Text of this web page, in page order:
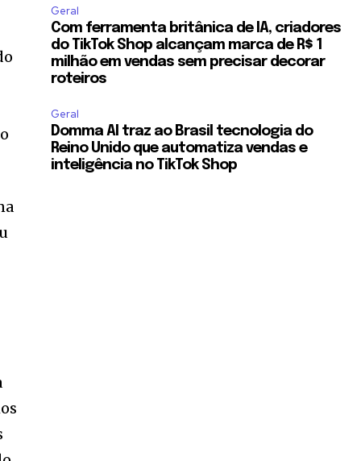
Geral
Com ferramenta britânica de IA, criadores
do TikTok Shop alcançam marca de R$ 1
milhão em vendas sem precisar decorar
roteiros
Geral
Domma AI traz ao Brasil tecnologia do
Reino Unido que automatiza vendas e
inteligência no TikTok Shop